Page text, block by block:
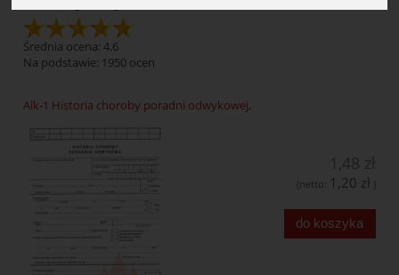
Średnia ocena: 4.6
Na podstawie: 1950 ocen
Alk-1 Historia choroby poradni odwykowej,
(netto: 1,20 zł )
do koszyka